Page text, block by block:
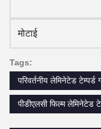
मोटाई
Tags:
परिवर्तनीय लेमिनेटेड टेम्पर्ड
पीडीएलसी फिल्म लेमिनेटेड